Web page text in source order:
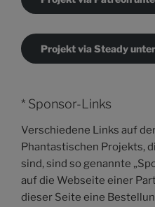
Projekt via Steady
* Sponsor-Links
Verschiedene Links auf
Phantastischen Projekts,
sind, sind so genannte
auf die Webseite einer
dieser Seite eine